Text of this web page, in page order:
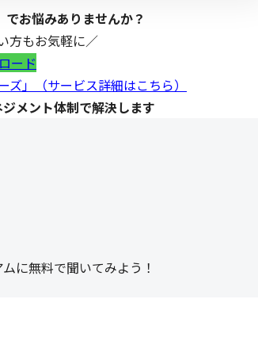
でお悩みありませんか？
方もお気軽に／
ード
」（サービス詳細はこちら）
メント体制で解決します
に無料で聞いてみよう！